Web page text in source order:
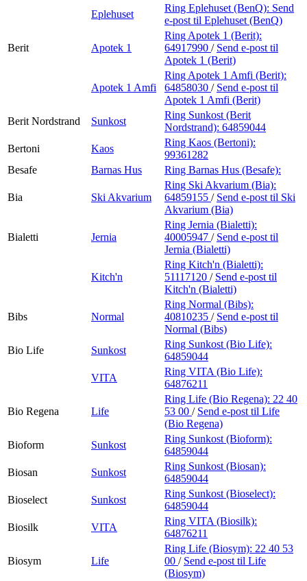
Eplehuset
Ring Eplehuset (BenQ): Send
e-post til Eplehuset (BenQ)
Berit Apotek 1
Ring Apotek 1 (Berit):
64917990 / Send e-post til
Apotek 1 (Berit)
Apotek 1 Amfi
Ring Apotek 1 Amfi (Berit):
64858030 / Send e-post til
Apotek 1 Amfi (Berit)
Berit Nordstrand
Sunkost
Ring Sunkost (Berit
Nordstrand): 64859044
Bertoni
Kaos
Ring Kaos (Bertoni):
99361282
Besafe
Barnas Hus Ring Barnas Hus (Besafe):
Bia Ski Akvarium
Ring Ski Akvarium (Bia):
64859155 / Send e-post til Ski
Akvarium (Bia)
Bialetti Jernia
Ring Jernia (Bialetti):
40005947 / Send e-post til
Jernia (Bialetti)
Kitch'n
Ring Kitch'n (Bialetti):
51117120 / Send e-post til
Kitch'n (Bialetti)
Bibs Normal
Ring Normal (Bibs):
40810235 / Send e-post til
Normal (Bibs)
Bio Life
Sunkost
Ring Sunkost (Bio Life):
64859044
VITA
Ring VITA (Bio Life):
64876211
Bio Regena Life
Ring Life (Bio Regena): 22 40
53 00 / Send e-post til Life
(Bio Regena)
Bioform
Sunkost
Ring Sunkost (Bioform):
64859044
Biosan
Sunkost
Ring Sunkost (Biosan):
64859044
Bioselect
Sunkost
Ring Sunkost (Bioselect):
64859044
Biosilk
VITA
Ring VITA (Biosilk):
64876211
Biosym Life
Ring Life (Biosym): 22 40 53
00 / Send e-post til Life
(Biosym)